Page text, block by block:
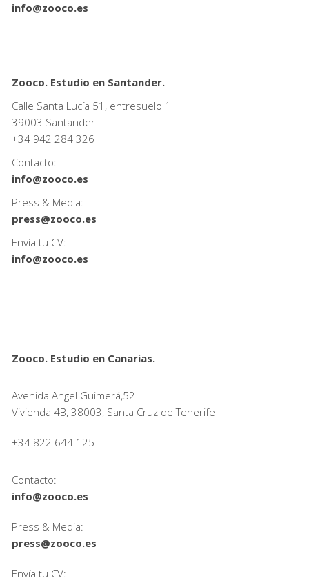
info@zooco.es
Zooco. Estudio en Santander.
Calle Santa Lucía 51, entresuelo 1
39003 Santander
+34 942 284 326
Contacto:
info@zooco.es
Press & Media:
press@zooco.es
Envía tu CV:
info@zooco.es
Zooco. Estudio en Canarias.
Avenida Angel Guimerá,52
Vivienda 4B, 38003, Santa Cruz de Tenerife
+34 822 644 125
Contacto:
info@zooco.es
Press & Media:
press@zooco.es
Envía tu CV: